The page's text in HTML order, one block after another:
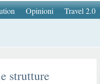
Opinioni Travel 2.0
strutture